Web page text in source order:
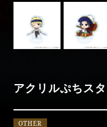
アクリルぷちス
OTHER